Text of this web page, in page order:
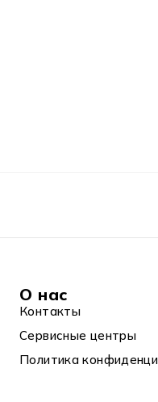
О нас
Контакты
Сервисные центры
Политика